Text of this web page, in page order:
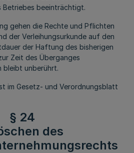
Betriebes beeinträchtigt.
gehen die Rechte und Pflichten
der Verleihungsurkunde auf den
der Haftung des bisherigen
Zeit des Überganges
bleibt unberührt.
im Gesetz- und Verordnungsblatt
§ 24
des